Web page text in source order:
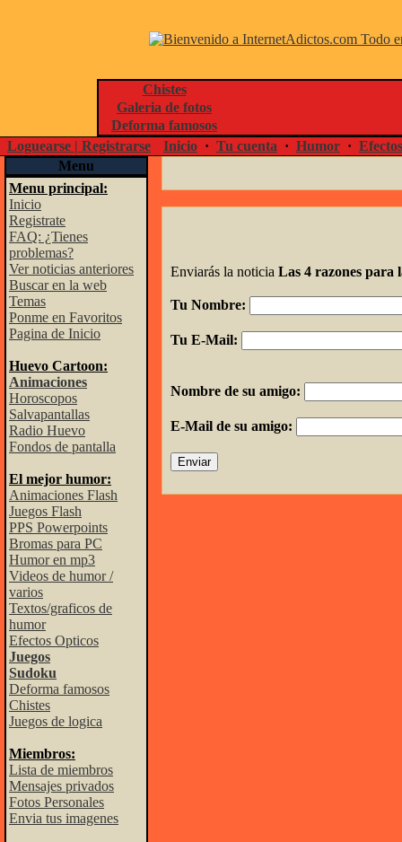
Chistes
Galeria de fotos
Deforma famosos
Loguearse | Registrarse
Inicio · Tu cuenta · Humor ·
Menu
Menu principal:
Inicio
Registrate
FAQ: ¿Tienes
problemas?
Ver noticias anteriores
Buscar en la web
Temas
Ponme en Favoritos
Pagina de Inicio
Huevo Cartoon:
Animaciones
Horoscopos
Salvapantallas
Radio Huevo
Fondos de pantalla
El mejor humor:
Animaciones Flash
Juegos Flash
PPS Powerpoints
Bromas para PC
Humor en mp3
Videos de humor /
varios
Textos/graficos de
humor
Efectos Opticos
Juegos
Sudoku
Deforma famosos
Chistes
Juegos de logica
Miembros:
Lista de miembros
Mensajes privados
Fotos Personales
Envia tus imagenes
Enviarás la noticia Las 4 razones para
Tu Nombre:
Tu E-Mail:
Nombre de su amigo:
E-Mail de su amigo: